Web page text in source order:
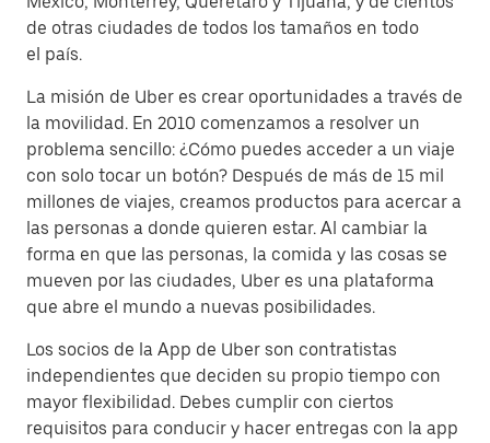
de otras ciudades de todos los tamaños en todo
el país.
La misión de Uber es crear oportunidades a través de
la movilidad. En 2010 comenzamos a resolver un
problema sencillo: ¿Cómo puedes acceder a un viaje
con solo tocar un botón? Después de más de 15 mil
millones de viajes, creamos productos para acercar a
las personas a donde quieren estar. Al cambiar la
forma en que las personas, la comida y las cosas se
mueven por las ciudades, Uber es una plataforma
que abre el mundo a nuevas posibilidades.
Los socios de la App de Uber son contratistas
independientes que deciden su propio tiempo con
mayor flexibilidad. Debes cumplir con ciertos
requisitos para conducir y hacer entregas con la app